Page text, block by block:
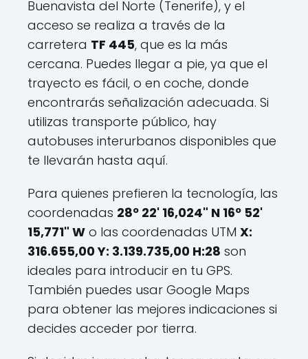
Buenavista del Norte (Tenerife), y el
acceso se realiza a través de la
carretera TF 445, que es la más
cercana. Puedes llegar a pie, ya que el
trayecto es fácil, o en coche, donde
encontrarás señalización adecuada. Si
utilizas transporte público, hay
autobuses interurbanos disponibles que
te llevarán hasta aquí.
Para quienes prefieren la tecnología, las
coordenadas 28º 22' 16,024" N 16º 52'
15,771" W o las coordenadas UTM X:
316.655,00 Y: 3.139.735,00 H:28 son
ideales para introducir en tu GPS.
También puedes usar Google Maps
para obtener las mejores indicaciones si
decides acceder por tierra.